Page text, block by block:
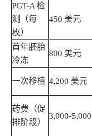
PGT-A 检
测（每
枚）
450 美元
首年胚胎
冷冻
800 美元
一次移植 4,200 美元
药费（促
排阶段）
3,000-